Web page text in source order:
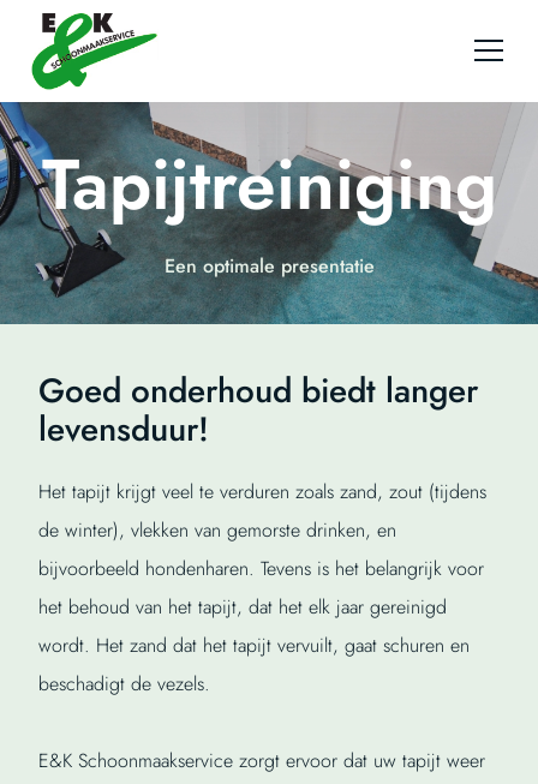
Ga naar de inhoud
Tapijtreiniging
Een optimale presentatie
Goed onderhoud biedt langer
levensduur!
Het tapijt krijgt veel te verduren zoals zand, zout (tijdens
de winter), vlekken van gemorste drinken, en
bijvoorbeeld hondenharen. Tevens is het belangrijk voor
het behoud van het tapijt, dat het elk jaar gereinigd
wordt. Het zand dat het tapijt vervuilt, gaat schuren en
beschadigt de vezels.
E&K Schoonmaakservice zorgt ervoor dat uw tapijt weer